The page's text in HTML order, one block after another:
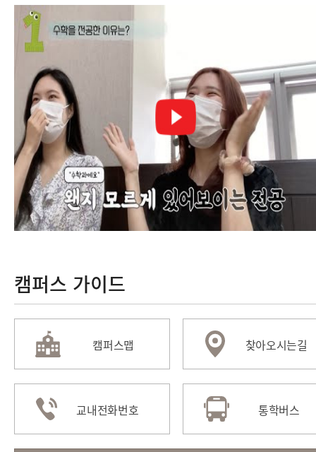
캠퍼스 가이드
캠퍼스맵 찾아오시는길
교내전화번호 통학버스